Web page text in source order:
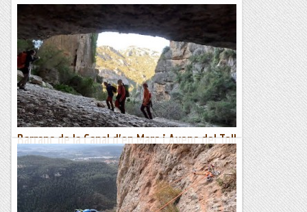
Barranc de la Canal d'en Marc i Avenc del Toll
Blau
Barranc de la Canal d'En Marc:En el segon dia de la nostra
estada a les Terres de l'Ebre, avui hem fet el descens d'un
barranc molt interessant: el Barranc de la...